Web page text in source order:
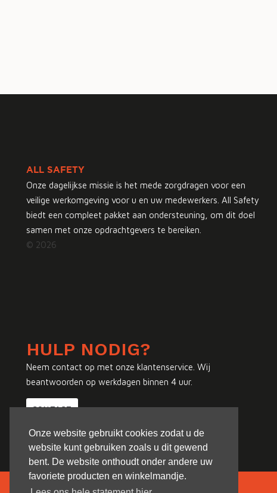
Onze website gebruikt cookies zodat u de
website kunt gebruiken zoals u dit gewend
bent. De website onthoudt onder andere uw
favoriete producten en winkelmandje.
ALL SAFETY
Onze dagelijkse missie is het mede zorgdragen voor een
veilige werkomgeving voor u en uw medewerkers. All Safety
biedt een compleet pakket aan ondersteuning, om dit doel
samen met onze opdrachtgevers te bereiken.
© 2026
HULP NODIG?
Neem contact op met onze klantenservice. Wij
beantwoorden op werkdagen binnen 4 uur.
CONTACT